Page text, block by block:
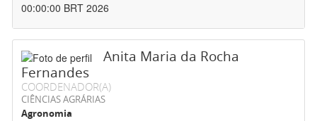
00:00:00 BRT 2026
Anita Maria da Rocha
Fernandes
COORDENADOR(A)
CIÊNCIAS AGRÁRIAS
Agronomia